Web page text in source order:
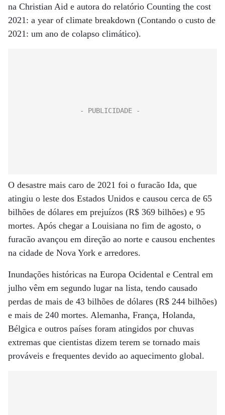
na Christian Aid e autora do relatório Counting the cost
2021: a year of climate breakdown (Contando o custo de
2021: um ano de colapso climático).
O desastre mais caro de 2021 foi o furacão Ida, que
atingiu o leste dos Estados Unidos e causou cerca de 65
bilhões de dólares em prejuízos (R$ 369 bilhões) e 95
mortes. Após chegar a Louisiana no fim de agosto, o
furacão avançou em direção ao norte e causou enchentes
na cidade de Nova York e arredores.
Inundações históricas na Europa Ocidental e Central em
julho vêm em segundo lugar na lista, tendo causado
perdas de mais de 43 bilhões de dólares (R$ 244 bilhões)
e mais de 240 mortes. Alemanha, França, Holanda,
Bélgica e outros países foram atingidos por chuvas
extremas que cientistas dizem terem se tornado mais
prováveis e frequentes devido ao aquecimento global.